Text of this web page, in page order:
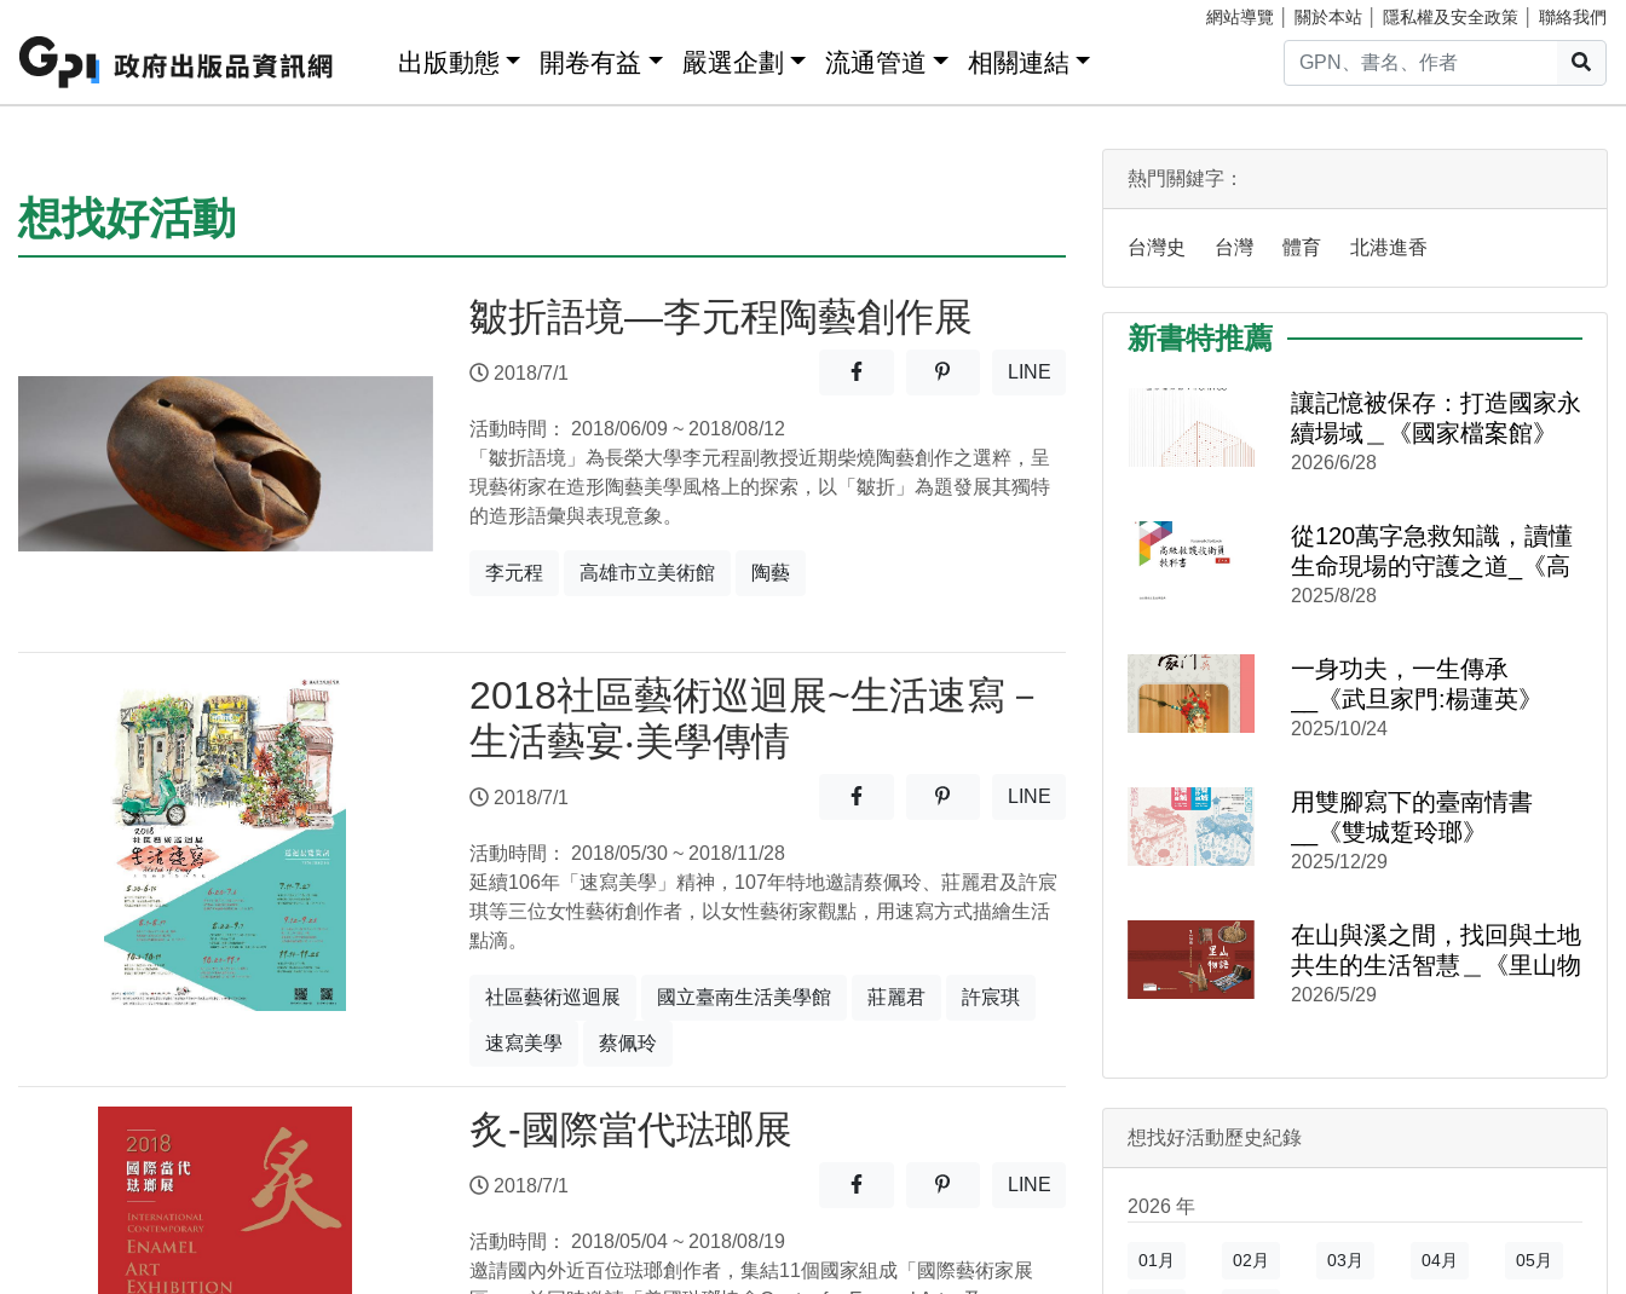
網站導覽 關於本站 隱私權及安全政策 聯絡我們
出版動態 開卷有益 嚴選企劃 流通管道 相關連結
想找好活動
皺折語境—李元程陶藝創作展
2018/7/1 分享至facebook(另開新視窗)
分享至噗浪(另開新視窗)
LINE
活動時間：
2018/06/09 ~ 2018/08/12
「皺折語境」為長榮大學李元程副教授近期柴燒陶藝創作之選粹，呈
現藝術家在造形陶藝美學風格上的探索，以「皺折」為題發展其獨特
的造形語彙與表現意象。
李元程 高雄市立美術館 陶藝
2018社區藝術巡迴展~生活速寫－
生活藝宴‧美學傳情
2018/7/1 分享至facebook(另開新視窗)
分享至噗浪(另開新視窗)
LINE
(另開新視窗)
活動時間：
2018/05/30 ~ 2018/11/28
延續106年「速寫美學」精神，107年特地邀請蔡佩玲、莊麗君及許宸
琪等三位女性藝術創作者，以女性藝術家觀點，用速寫方式描繪生活
點滴。
社區藝術巡迴展 國立臺南生活美學館 莊麗君 許宸琪
速寫美學 蔡佩玲
炙-國際當代琺瑯展
2018/7/1 分享至facebook(另開新視窗)
分享至噗浪(另開新視窗)
LINE
(另開新視窗)
活動時間：
2018/05/04 ~ 2018/08/19
邀請國內外近百位琺瑯創作者，集結11個國家組成「國際藝術家展
熱門關鍵字：
台灣史 台灣 體育 北港進香
新書特推薦
讓記憶被保存：打造國家永
續場域＿《國家檔案館》
2026/6/28
從120萬字急救知識，讀懂
生命現場的守護之道_《高
級救護技術員教科書》
2025/8/28
一身功夫，一生傳承
__《武旦家門:楊蓮英》
2025/10/24
用雙腳寫下的臺南情書
__《雙城踅玲瑯》
2025/12/29
在山與溪之間，找回與土地
共生的生活智慧＿《里山物
語：大安溪左岸的山村生活
2026/5/29
想找好活動歷史紀錄
2026 年
01月 02月 03月 04月 05月